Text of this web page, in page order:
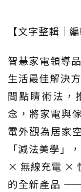
【文字整輯｜
智慧家電領導
生活最佳解決
間點睛術法，
念，將家電與
電外觀為居家
「減法美學」
× 無線充電 ×
的全新產品